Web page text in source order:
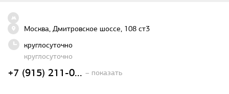
Москва, Дмитровское шоссе, 108 ст3
круглосуточно
круглосуточно
+7 (915) 211-0... – показать